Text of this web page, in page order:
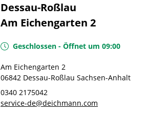
Dessau-Roßlau
Am Eichengarten 2
Geschlossen - Öffnet um 09:00
Am Eichengarten 2
06842 Dessau-Roßlau Sachsen-Anhalt
0340 2175042
service-de@deichmann.com